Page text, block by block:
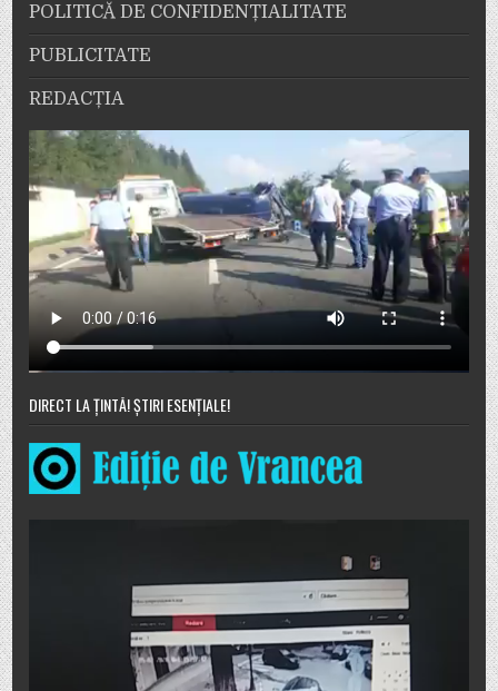
POLITICĂ DE CONFIDENȚIALITATE
PUBLICITATE
REDACȚIA
DIRECT LA ȚINTĂ! ȘTIRI ESENȚIALE!